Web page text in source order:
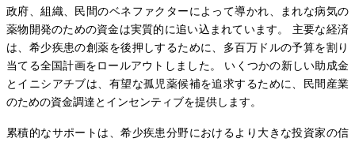
政府、組織、民間のベネファクターによって導かれ、まれな病気の
薬物開発のための資金は実質的に追い込まれています。 主要な経済
は、希少疾患の創薬を後押しするために、多百万ドルの予算を割り
当てる全国計画をロールアウトしました。 いくつかの新しい助成金
とイニシアチブは、有望な孤児薬候補を追求するために、民間産業
のための資金調達とインセンティブを提供します。
累積的なサポートは、希少疾患分野におけるより大きな投資家の信